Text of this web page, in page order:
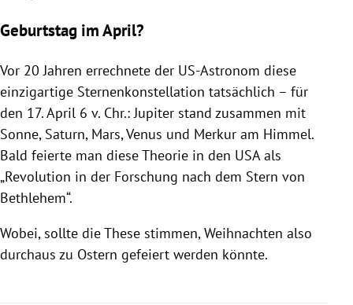
Geburtstag im April?
Vor 20 Jahren errechnete der US-Astronom diese
einzigartige Sternenkonstellation tatsächlich – für
den 17. April 6 v. Chr.: Jupiter stand zusammen mit
Sonne, Saturn, Mars, Venus und Merkur am Himmel.
Bald feierte man diese Theorie in den USA als
„Revolution in der Forschung nach dem Stern von
Bethlehem“.
Wobei, sollte die These stimmen, Weihnachten also
durchaus zu Ostern gefeiert werden könnte.